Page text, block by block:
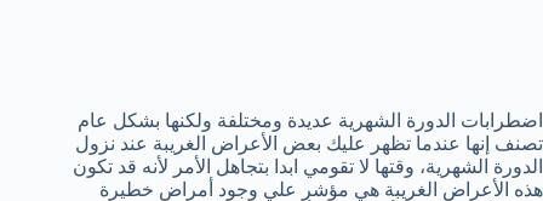
اضطرابات الدورة الشهرية عديدة ومختلفة ولكنها بشكل عام
تصنف إنها عندما تظهر عليك بعض الأعراض الغريبة عند نزول
الدورة الشهرية، وقتها لا تقومي ابدا بتجاهل الأمر لأنه قد تكون
هذه الأعراض الغريبة هي مؤشر علي وجود أمراض خطيرة